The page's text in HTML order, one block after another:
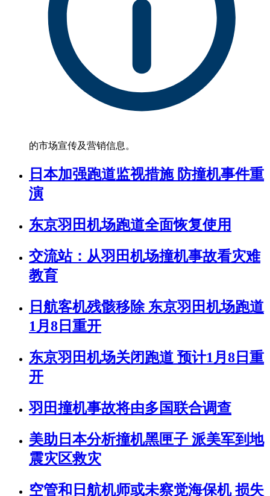
的市场宣传及营销信息。
日本加强跑道监视措施 防撞机事件重
演
东京羽田机场跑道全面恢复使用
交流站：从羽田机场撞机事故看灾难
教育
日航客机残骸移除 东京羽田机场跑道
1月8日重开
东京羽田机场关闭跑道 预计1月8日重
开
羽田撞机事故将由多国联合调查
美助日本分析撞机黑匣子 派美军到地
震灾区救灾
空管和日航机师或未察觉海保机 损失